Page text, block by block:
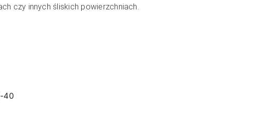
czy innych śliskich powierzchniach.
40